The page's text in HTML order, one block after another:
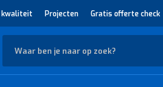
kwaliteit Projecten Gratis offerte check
Zoek